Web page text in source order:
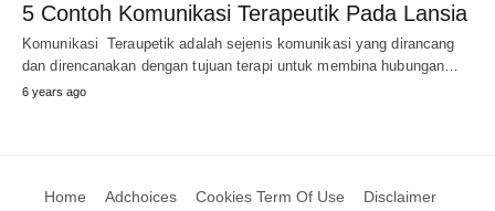
5 Contoh Komunikasi Terapeutik Pada Lansia
Komunikasi Teraupetik adalah sejenis komunikasi yang dirancang
dan direncanakan dengan tujuan terapi untuk membina hubungan…
6 years ago
Home Adchoices Cookies Term Of Use Disclaimer